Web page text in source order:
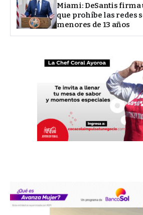
Miami: DeSantis
que prohíbe las redes
menores de 13 años